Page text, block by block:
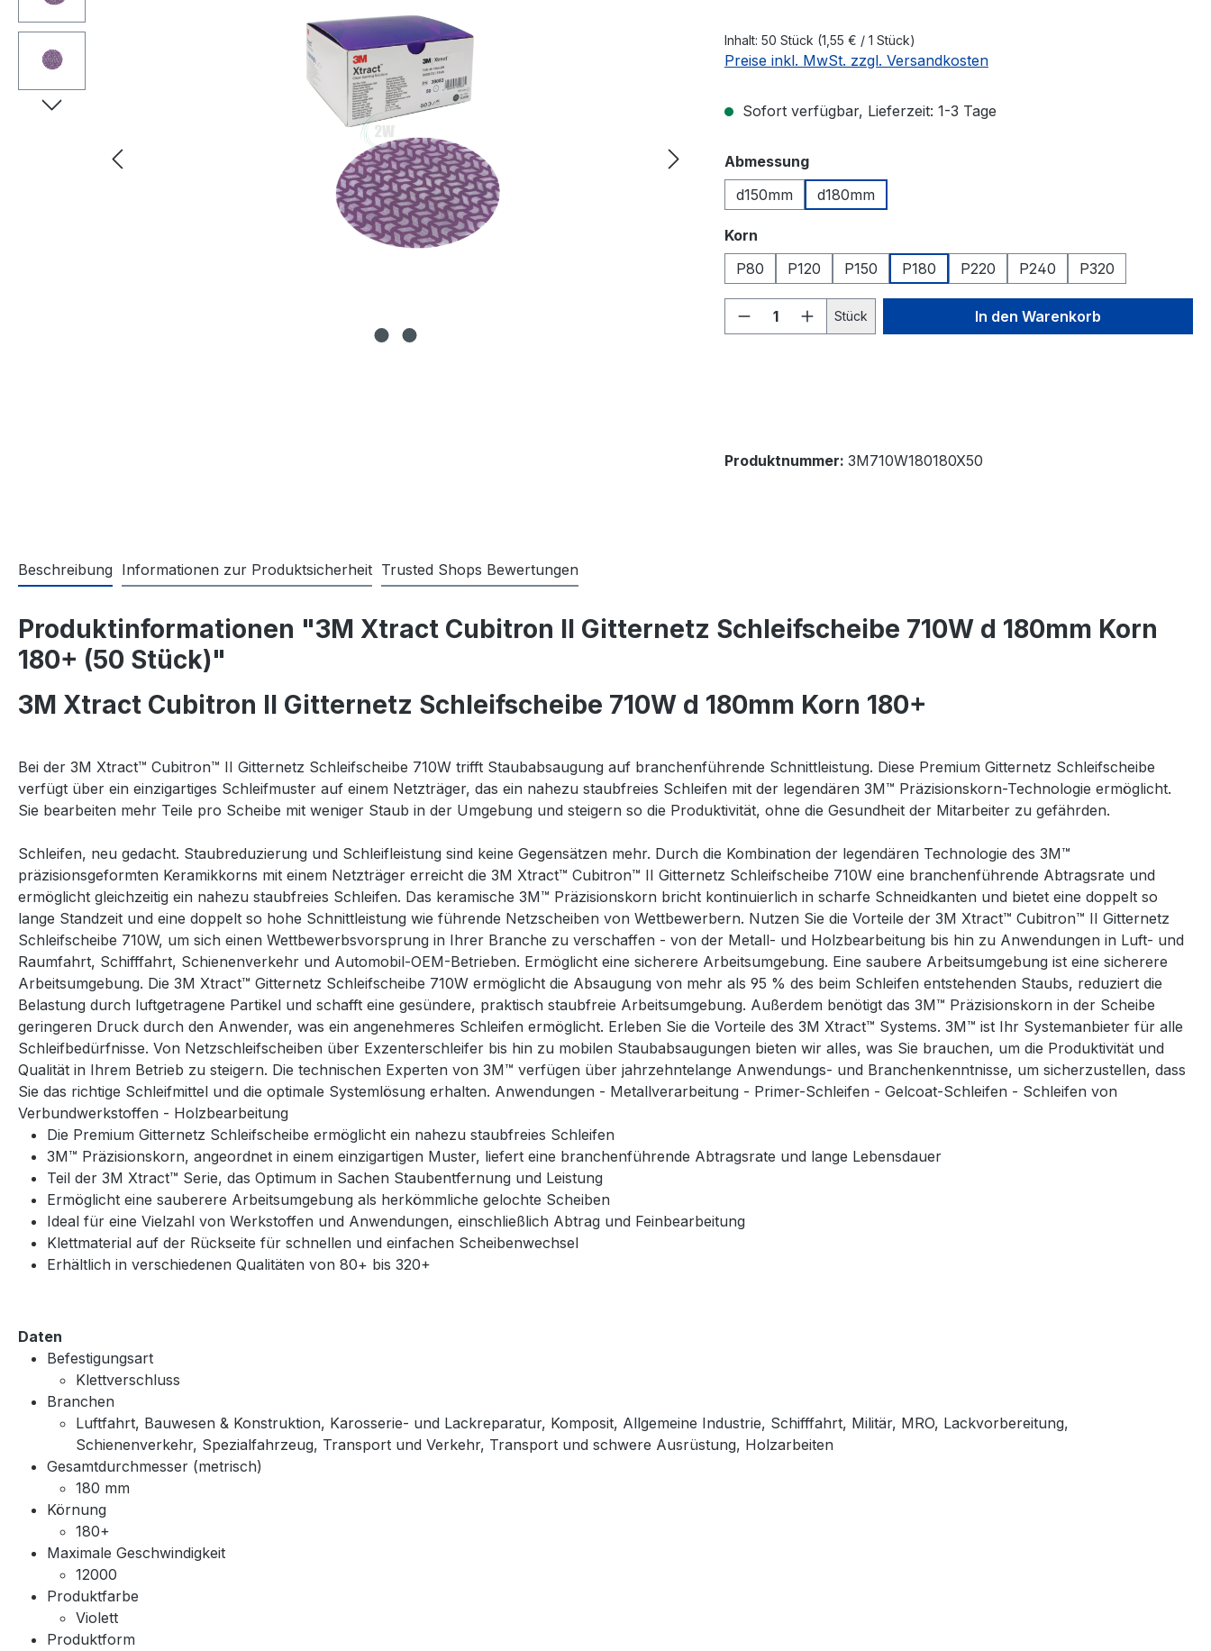
Inhalt: 50 Stück (1,55 € / 1 Stück)
Preise inkl. MwSt. zzgl. Versandkosten
Sofort verfügbar, Lieferzeit: 1-3 Tage
Abmessungauswählen
d150mm
d180mm
Korn
P80
P120 P150 P180 P220 P240 P320
Produkt Anzahl: Gib den gewünschten Wert
Stück In den Warenkorb
Produktnummer: 3M710W180180X50
Beschreibung Informationen zur Produktsicherheit Trusted Shops Bewertungen
Produktinformationen "3M Xtract Cubitron II Gitternetz Schleifscheibe 710W d 180mm Korn
180+ (50 Stück)"
3M Xtract Cubitron II Gitternetz Schleifscheibe 710W d 180mm Korn 180+
Bei der 3M Xtract™ Cubitron™ II Gitternetz Schleifscheibe 710W trifft Staubabsaugung auf branchenführende Schnittleistung. Diese Premium Gitternetz Schleifscheibe
verfügt über ein einzigartiges Schleifmuster auf einem Netzträger, das ein nahezu staubfreies Schleifen mit der legendären 3M™ Präzisionskorn-Technologie ermöglicht.
Sie bearbeiten mehr Teile pro Scheibe mit weniger Staub in der Umgebung und steigern so die Produktivität, ohne die Gesundheit der Mitarbeiter zu gefährden.
Schleifen, neu gedacht. Staubreduzierung und Schleifleistung sind keine Gegensätzen mehr. Durch die Kombination der legendären Technologie des 3M™
präzisionsgeformten Keramikkorns mit einem Netzträger erreicht die 3M Xtract™ Cubitron™ II Gitternetz Schleifscheibe 710W eine branchenführende Abtragsrate und
ermöglicht gleichzeitig ein nahezu staubfreies Schleifen. Das keramische 3M™ Präzisionskorn bricht kontinuierlich in scharfe Schneidkanten und bietet eine doppelt so
lange Standzeit und eine doppelt so hohe Schnittleistung wie führende Netzscheiben von Wettbewerbern. Nutzen Sie die Vorteile der 3M Xtract™ Cubitron™ II Gitternetz
Schleifscheibe 710W, um sich einen Wettbewerbsvorsprung in Ihrer Branche zu verschaffen - von der Metall- und Holzbearbeitung bis hin zu Anwendungen in Luft- und
Raumfahrt, Schifffahrt, Schienenverkehr und Automobil-OEM-Betrieben. Ermöglicht eine sicherere Arbeitsumgebung. Eine saubere Arbeitsumgebung ist eine sicherere
Arbeitsumgebung. Die 3M Xtract™ Gitternetz Schleifscheibe 710W ermöglicht die Absaugung von mehr als 95 % des beim Schleifen entstehenden Staubs, reduziert die
Belastung durch luftgetragene Partikel und schafft eine gesündere, praktisch staubfreie Arbeitsumgebung. Außerdem benötigt das 3M™ Präzisionskorn in der Scheibe
geringeren Druck durch den Anwender, was ein angenehmeres Schleifen ermöglicht. Erleben Sie die Vorteile des 3M Xtract™ Systems. 3M™ ist Ihr Systemanbieter für alle
Schleifbedürfnisse. Von Netzschleifscheiben über Exzenterschleifer bis hin zu mobilen Staubabsaugungen bieten wir alles, was Sie brauchen, um die Produktivität und
Qualität in Ihrem Betrieb zu steigern. Die technischen Experten von 3M™ verfügen über jahrzehntelange Anwendungs- und Branchenkenntnisse, um sicherzustellen, dass
Sie das richtige Schleifmittel und die optimale Systemlösung erhalten. Anwendungen - Metallverarbeitung - Primer-Schleifen - Gelcoat-Schleifen - Schleifen von
Verbundwerkstoffen - Holzbearbeitung
Die Premium Gitternetz Schleifscheibe ermöglicht ein nahezu staubfreies Schleifen
3M™ Präzisionskorn, angeordnet in einem einzigartigen Muster, liefert eine branchenführende Abtragsrate und lange Lebensdauer
Teil der 3M Xtract™ Serie, das Optimum in Sachen Staubentfernung und Leistung
Ermöglicht eine sauberere Arbeitsumgebung als herkömmliche gelochte Scheiben
Ideal für eine Vielzahl von Werkstoffen und Anwendungen, einschließlich Abtrag und Feinbearbeitung
Klettmaterial auf der Rückseite für schnellen und einfachen Scheibenwechsel
Erhältlich in verschiedenen Qualitäten von 80+ bis 320+
Daten
Befestigungsart
Klettverschluss
Branchen
Luftfahrt, Bauwesen & Konstruktion, Karosserie- und Lackreparatur, Komposit, Allgemeine Industrie, Schifffahrt, Militär, MRO, Lackvorbereitung,
Schienenverkehr, Spezialfahrzeug, Transport und Verkehr, Transport und schwere Ausrüstung, Holzarbeiten
Gesamtdurchmesser (metrisch)
180 mm
Körnung
180+
Maximale Geschwindigkeit
12000
Produktfarbe
Violett
Produktform